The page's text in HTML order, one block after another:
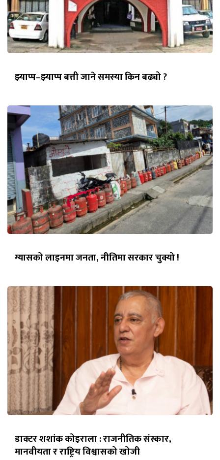
झ्याप्प–झ्याप्प बत्ती जाने समस्या किन बढ्यो ?
ग्यासको लाइनमा जनता, नीतिमा सरकार चुक्यो !
डाक्टर शशांक कोइराला : राजनीतिक संस्कार,
मानवीयता र राष्ट्रिय विश्वासको खोजी